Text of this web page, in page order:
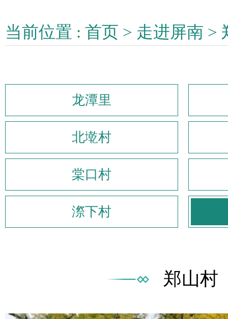
当前位置 : 首页 > 走进屏南 >
龙潭里
北墘村
棠口村
漈下村
郑山村